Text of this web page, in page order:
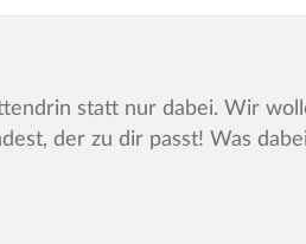
statt nur dabei. Wir
der zu dir passt! Was